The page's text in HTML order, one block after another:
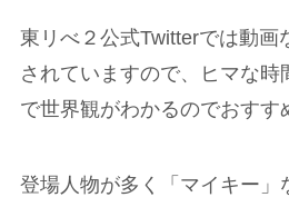
東リべ２公式Twitterでは動画
されていますので、ヒマな時
で世界観がわかるのでおすす
登場人物が多く「マイキー」